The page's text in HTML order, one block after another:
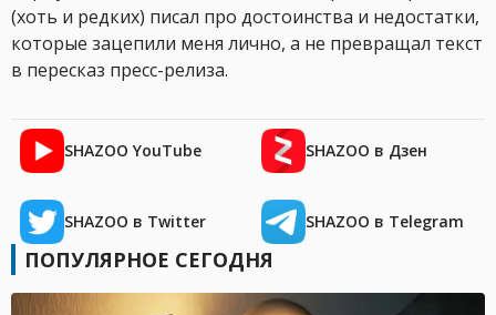
(хоть и редких) писал про достоинства и недостатки,
которые зацепили меня лично, а не превращал текст
в пересказ пресс-релиза.
SHAZOO YouTube SHAZOO в Дзен
SHAZOO в Twitter SHAZOO в Telegram
ПОПУЛЯРНОЕ СЕГОДНЯ